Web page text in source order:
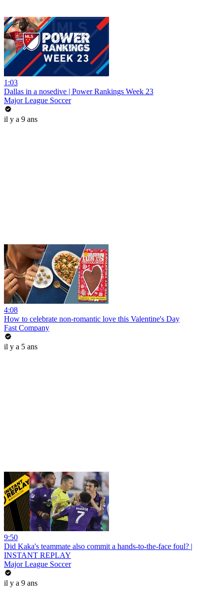
1:03
Dallas in a nosedive | Power Rankings Week 23
Major League Soccer
il y a 9 ans
4:08
How to celebrate non-romantic love this Valentine's Day
Fast Company
il y a 5 ans
9:50
Did Kaka's teammate also commit a hands-to-the-face foul? |
INSTANT REPLAY
Major League Soccer
il y a 9 ans